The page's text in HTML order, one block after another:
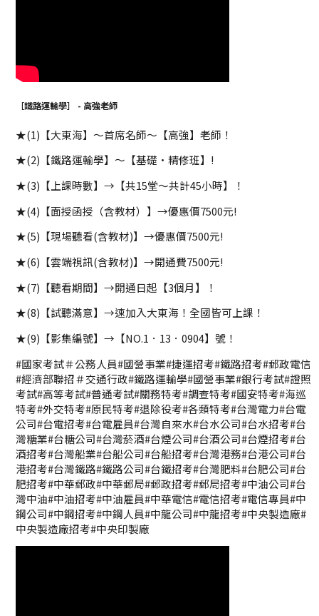
［鐵路運輸學］ - 高強老師
★(1)【大東海】～首席名師～【高強】老師！
★(2)【鐵路運輸學】～【基礎·精修班】!
★(3)【上課時數】→【共15堂～共計45小時】！
★(4)【面授函授（含教材）】→優惠價7500元!
★(5)【現場聽看(含教材)】→優惠價7500元!
★(6)【雲端視訊(含教材)】→開通費7500元!
★(7)【聽看期間】→開通日起【3個月】！
★(8)【試聽滿意】→速加入大東海！全國皆可上課！
★(9)【影集編號】→【NO.1．13．0904】號！
#國家考試＃公務人員#國營事業#捷運招考#鐵路招考#郵政電信
#經濟部聯招＃交通行政#鐵路運輸學#國營事業#銀行考試#證照
考試#高等考試#普通考試#關務特考#調查特考#國安特考#海巡
特考#外交特考#原民特考#退除役考#各類特考#台灣電力#台電
公司#台電招考#台電雇員#台灣自來水#台水公司#台水招考#台
灣糖業#台糖公司#台灣菸酒#台煙公司#台酒公司#台煙招考#台
酒招考#台灣船業#台船公司#台船招考#台灣港務#台港公司#台
港招考#台灣鐵路#鐵路公司#台鐵招考#台灣肥料#台肥公司#台
肥招考#中華郵政#中華郵局#郵政招考#郵局招考#中油公司#台
灣中油#中油招考#中油雇員#中華電信#電信招考#電信專員#中
鋼公司#中鋼招考#中鋼人員#中龍公司#中龍招考#中央製造廠#
中央製造廠招考#中央印製廠